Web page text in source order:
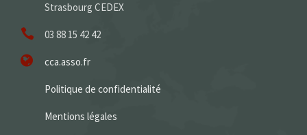
Strasbourg CEDEX
03 88 15 42 42
cca.asso.fr
Politique de confidentialité
Mentions légales